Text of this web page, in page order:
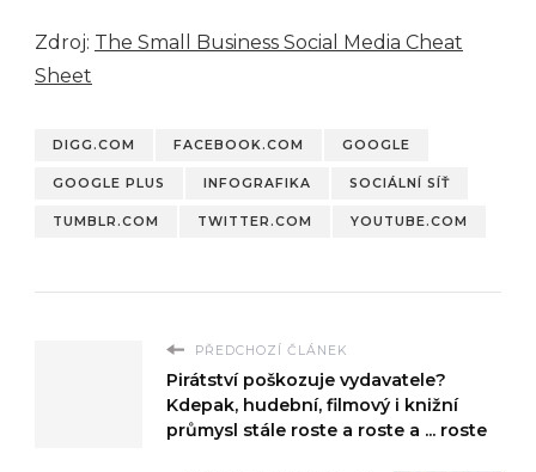
Zdroj: The Small Business Social Media Cheat
Sheet
DIGG.COM FACEBOOK.COM GOOGLE
GOOGLE PLUS INFOGRAFIKA SOCIÁLNÍ SÍŤ
TUMBLR.COM TWITTER.COM YOUTUBE.COM
PŘEDCHOZÍ ČLÁNEK
Pirátství poškozuje vydavatele?
Kdepak, hudební, filmový i knižní
průmysl stále roste a roste a ... roste